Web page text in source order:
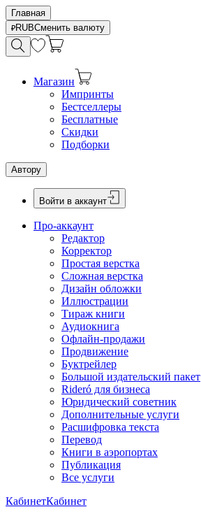
Главная
RUBСменить валюту
Магазин
Импринты
Бестселлеры
Бесплатные
Скидки
Подборки
Автору
Войти в аккаунт
Про-аккаунт
Редактор
Корректор
Простая верстка
Сложная верстка
Дизайн обложки
Иллюстрации
Тираж книги
Аудиокнига
Офлайн-продажи
Продвижение
Буктрейлер
Большой издательский пакет
Rideró для бизнеса
Юридический советник
Дополнительные услуги
Расшифровка текста
Перевод
Книги в аэропортах
Публикация
Все услуги
КабинетКабинет